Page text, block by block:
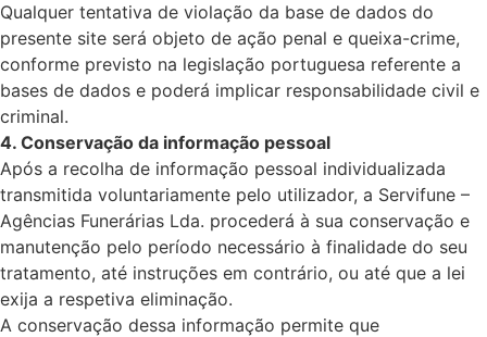
Qualquer tentativa de violação da base de dados do
presente site será objeto de ação penal e queixa-crime,
conforme previsto na legislação portuguesa referente a
bases de dados e poderá implicar responsabilidade civil e
criminal.
4. Conservação da informação pessoal
Após a recolha de informação pessoal individualizada
transmitida voluntariamente pelo utilizador, a Servifune –
Agências Funerárias Lda. procederá à sua conservação e
manutenção pelo período necessário à finalidade do seu
tratamento, até instruções em contrário, ou até que a lei
exija a respetiva eliminação.
A conservação dessa informação permite que